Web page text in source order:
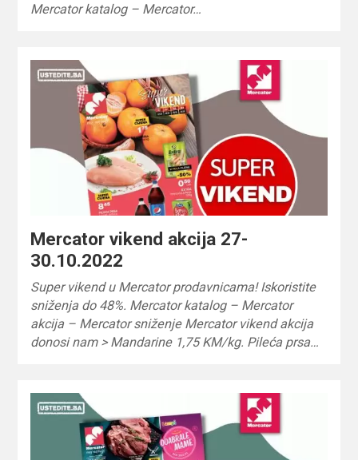
Mercator katalog – Mercator…
Mercator vikend akcija 27-
30.10.2022
Super vikend u Mercator prodavnicama! Iskoristite
sniženja do 48%. Mercator katalog – Mercator
akcija – Mercator sniženje Mercator vikend akcija
donosi nam > Mandarine 1,75 KM/kg. Pileća prsa…